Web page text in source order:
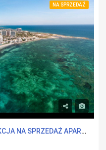
NA SPRZEDAŻ
3 SYPIALNIA NOWA KONSTRUKCJA NA SPRZEDAŻ APARTMENT W LA MANGA DEL MAR MENOR, MURCIA Z BASENEM